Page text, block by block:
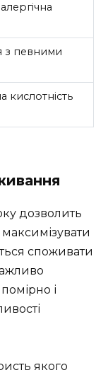
з певними
кислотність
дозволить
споживати
і
якого